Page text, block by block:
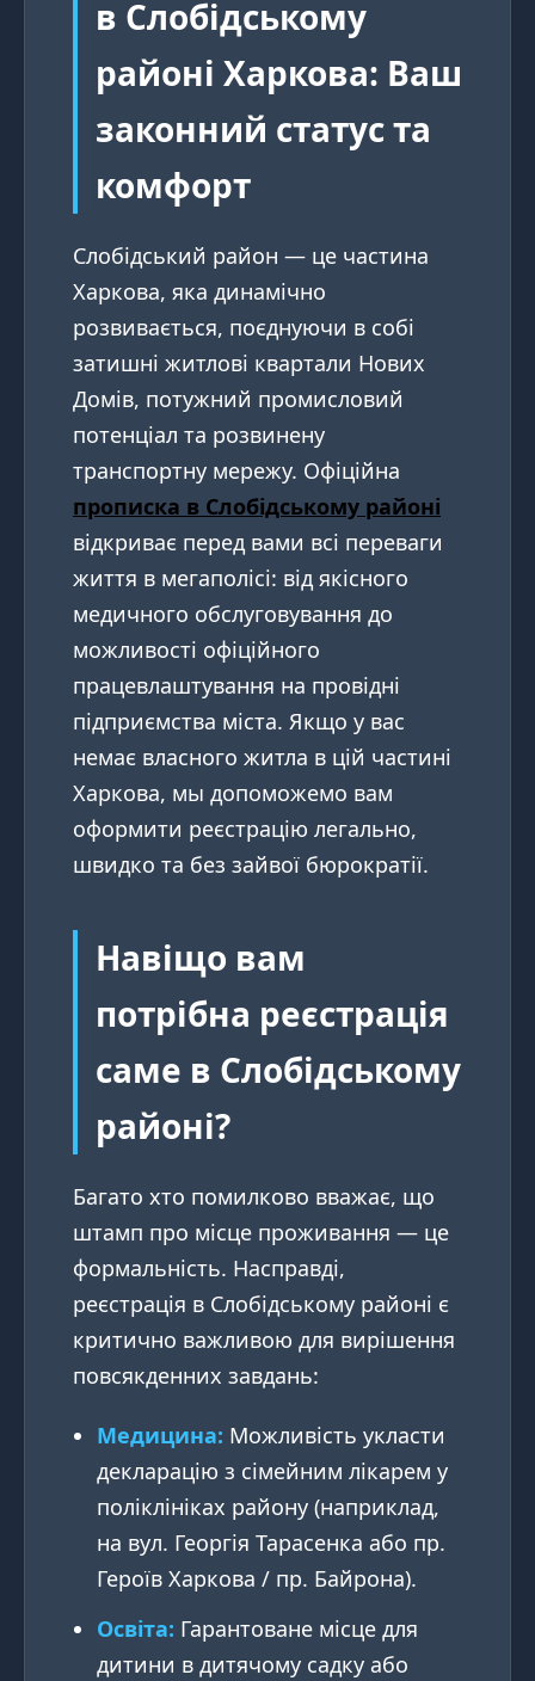
в Слобідському
районі Харкова: Ваш
законний статус та
комфорт
Слобідський район — це частина
Харкова, яка динамічно
розвивається, поєднуючи в собі
затишні житлові квартали Нових
Домів, потужний промисловий
потенціал та розвинену
транспортну мережу. Офіційна
прописка в Слобідському районі
відкриває перед вами всі переваги
життя в мегаполісі: від якісного
медичного обслуговування до
можливості офіційного
працевлаштування на провідні
підприємства міста. Якщо у вас
немає власного житла в цій частині
Харкова, мы допоможемо вам
оформити реєстрацію легально,
швидко та без зайвої бюрократії.
Навіщо вам
потрібна реєстрація
саме в Слобідському
районі?
Багато хто помилково вважає, що
штамп про місце проживання — це
формальність. Насправді,
реєстрація в Слобідському районі є
критично важливою для вирішення
повсякденних завдань:
Медицина: Можливість укласти
декларацію з сімейним лікарем у
поліклініках району (наприклад,
на вул. Георгія Тарасенка або пр.
Героїв Харкова / пр. Байрона).
Освіта: Гарантоване місце для
дитини в дитячому садку або